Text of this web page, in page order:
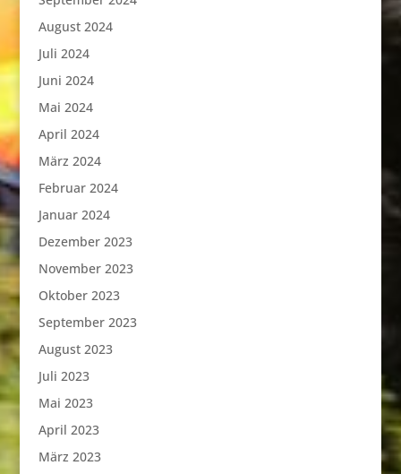
August 2024
Juli 2024
Juni 2024
Mai 2024
April 2024
März 2024
Februar 2024
Januar 2024
Dezember 2023
November 2023
Oktober 2023
September 2023
August 2023
Juli 2023
Mai 2023
April 2023
März 2023